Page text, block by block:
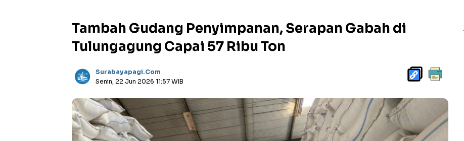
Tambah Gudang Penyimpanan, Serapan Gabah di
Tulungagung Capai 57 Ribu Ton
Surabayapagi.com
Senin, 22 Jun 2026 11:57 WIB